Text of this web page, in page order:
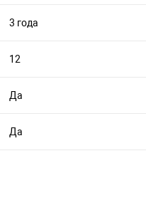
3 года
12
Да
Да